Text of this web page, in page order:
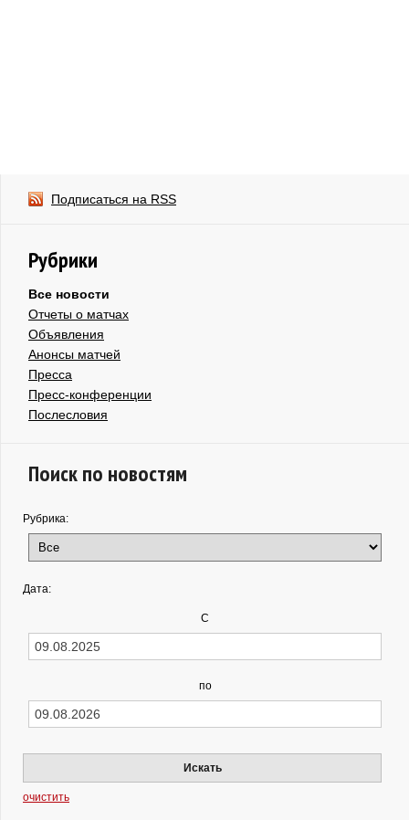
Подписаться на RSS
Рубрики
Все новости
Отчеты о матчах
Объявления
Анонсы матчей
Пресса
Пресс-конференции
Послесловия
Поиск по новостям
Рубрика:
Дата:
С
по
Искать
очистить